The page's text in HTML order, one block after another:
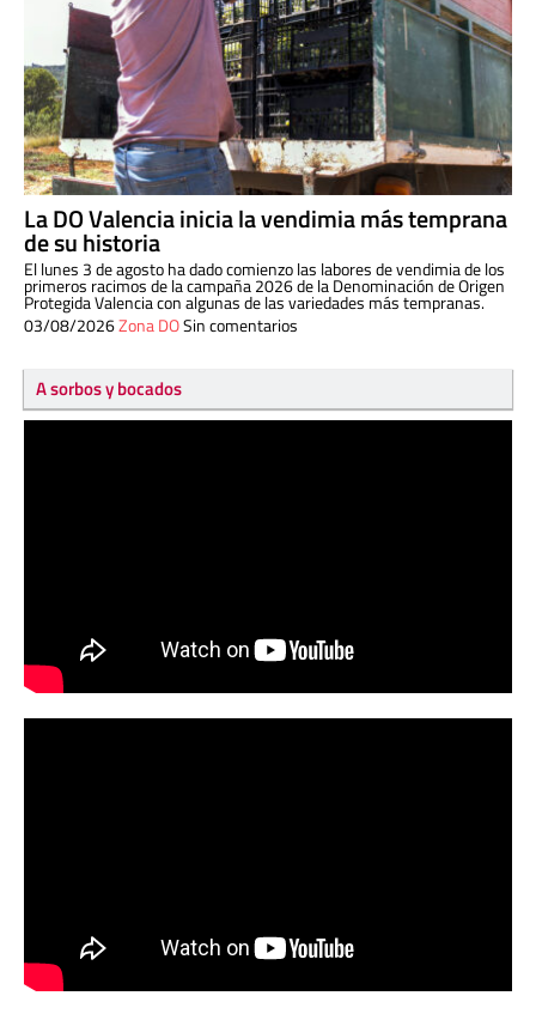
La DO Valencia inicia la vendimia más temprana
de su historia
El lunes 3 de agosto ha dado comienzo las labores de vendimia de los
primeros racimos de la campaña 2026 de la Denominación de Origen
Protegida Valencia con algunas de las variedades más tempranas.
03/08/2026Zona DOSin comentarios
A sorbos y bocados